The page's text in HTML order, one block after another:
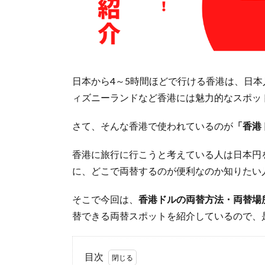
日本から4～5時間ほどで行ける香港は、日
ィズニーランドなど香港には魅力的なスポッ
さて、そんな香港で使われているのが 「香港
香港に旅行に行こうと考えている人は日本
に、どこで両替するのが便利なのか知りた
そこで今回は、 香港ドルの両替方法・両替場
替できる両替スポットを紹介しているので、
目次